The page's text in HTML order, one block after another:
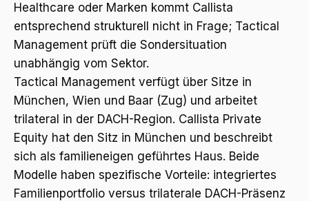
Healthcare oder Marken kommt Callista
entsprechend strukturell nicht in Frage; Tactical
Management prüft die Sondersituation
unabhängig vom Sektor.
Tactical Management verfügt über Sitze in
München, Wien und Baar (Zug) und arbeitet
trilateral in der DACH-Region. Callista Private
Equity hat den Sitz in München und beschreibt
sich als familieneigen geführtes Haus. Beide
Modelle haben spezifische Vorteile: integriertes
Familienportfolio versus trilaterale DACH-Präsenz